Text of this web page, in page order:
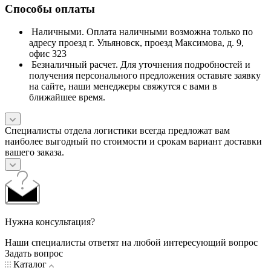
Способы оплаты
Наличными. Оплата наличными возможна только по
адресу проезд г. Ульяновск, проезд Максимова, д. 9,
офис 323
Безналичный расчет. Для уточнения подробностей и
получения персонального предложения оставьте заявку
на сайте, наши менеджеры свяжутся с вами в
ближайшее время.
Специалисты отдела логистики всегда предложат вам
наиболее выгодный по стоимости и срокам вариант доставки
вашего заказа.
Нужна консультация?
Наши специалисты ответят на любой интересующий вопрос
Задать вопрос
Каталог